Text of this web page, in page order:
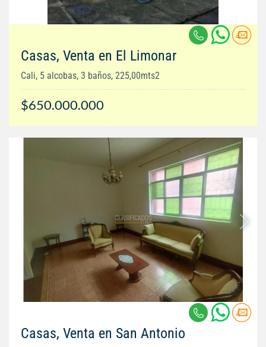
Casas, Venta en El Limonar
Cali, 5 alcobas, 3 baños, 225,00mts2
$650.000.000
Casas, Venta en San Antonio